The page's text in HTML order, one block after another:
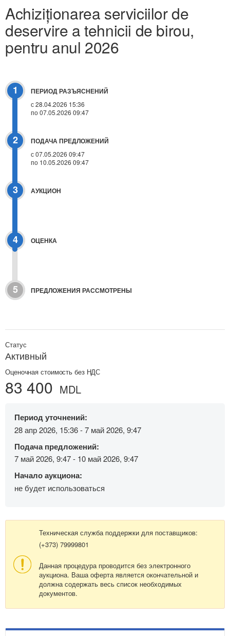
Achiziționarea serviciilor de
deservire a tehnicii de birou,
pentru anul 2026
1 ПЕРИОД РАЗЪЯСНЕНИЙ
с 28.04.2026 15:36
по 07.05.2026 09:47
2 ПОДАЧА ПРЕДЛОЖЕНИЙ
с 07.05.2026 09:47
по 10.05.2026 09:47
3 АУКЦИОН
4 ОЦЕНКА
5 ПРЕДЛОЖЕНИЯ РАССМОТРЕНЫ
Статус
Активный
Оценочная стоимость без НДС
83 400 MDL
Период уточнений:
28 апр 2026, 15:36 - 7 май 2026, 9:47
Подача предложений:
7 май 2026, 9:47 - 10 май 2026, 9:47
Начало аукциона:
не будет использоваться
Техническая служба поддержки для поставщиков:
(+373) 79999801
Данная процедура проводится без электронного
аукциона. Ваша оферта является окончательной и
должна содержать весь список необходимых
документов.